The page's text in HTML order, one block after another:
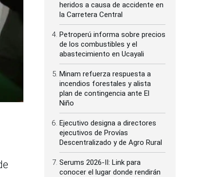
heridos a causa de accidente en
la Carretera Central
Petroperú informa sobre precios
de los combustibles y el
abastecimiento en Ucayali
Minam refuerza respuesta a
incendios forestales y alista
plan de contingencia ante El
Niño
Ejecutivo designa a directores
ejecutivos de Provías
Descentralizado y de Agro Rural
Serums 2026-II: Link para
conocer el lugar donde rendirán